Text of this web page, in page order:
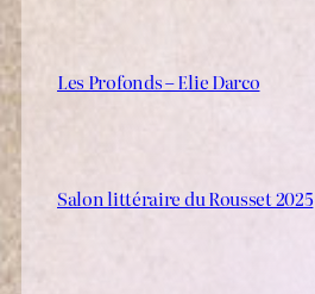
Les Profonds – Elie Darco
Salon littéraire du Rousset 2025